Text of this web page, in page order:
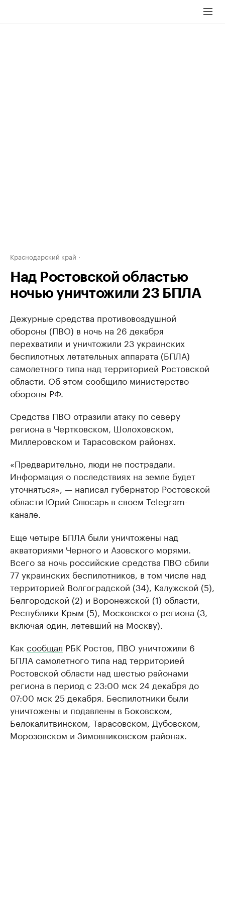
Краснодарский край
Над Ростовской областью
ночью уничтожили 23 БПЛА
Дежурные средства противовоздушной
обороны (ПВО) в ночь на 26 декабря
перехватили и уничтожили 23 украинских
беспилотных летательных аппарата (БПЛА)
самолетного типа над территорией Ростовской
области. Об этом сообщило министерство
обороны РФ.
Средства ПВО отразили атаку по северу
региона в Чертковском, Шолоховском,
Миллеровском и Тарасовском районах.
«Предварительно, люди не пострадали.
Информация о последствиях на земле будет
уточняться», — написал губернатор Ростовской
области Юрий Слюсарь в своем Telegram-
канале.
Еще четыре БПЛА были уничтожены над
акваториями Черного и Азовского морями.
Всего за ночь российские средства ПВО сбили
77 украинских беспилотников, в том числе над
территорией Волгоградской (34), Калужской (5),
Белгородской (2) и Воронежской (1) области,
Республики Крым (5), Московского региона (3,
включая один, летевший на Москву).
Как сообщал РБК Ростов, ПВО уничтожили 6
БПЛА самолетного типа над территорией
Ростовской области над шестью районами
региона в период с 23:00 мск 24 декабря до
07:00 мск 25 декабря. Беспилотники были
уничтожены и подавлены в Боковском,
Белокалитвинском, Тарасовском, Дубовском,
Морозовском и Зимовниковском районах.